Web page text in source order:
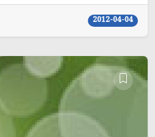
2012-04-04